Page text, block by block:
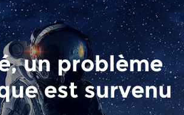
un problème
est survenu